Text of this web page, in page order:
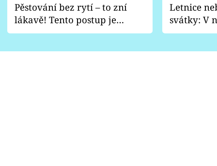
Pěstování bez rytí – to zní
lákavě! Tento postup je
vhodný jen pro některé
Letnice
svátky: V
pondělí